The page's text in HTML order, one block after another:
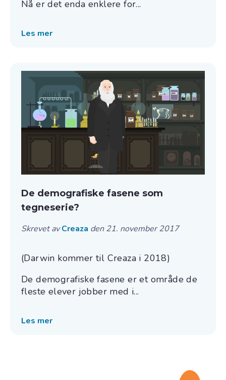
Nå er det enda enklere for...
Les mer
De demografiske fasene som
tegneserie?
Skrevet avCreaza den 21. november 2017
(Darwin kommer til Creaza i 2018)
De demografiske fasene er et område de
fleste elever jobber med i...
Les mer